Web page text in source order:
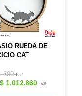
RUEDA DE
CAT
Iva
$ 1.012.860 Iva